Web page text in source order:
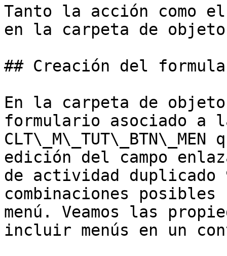
Tanto la acción como
en la carpeta de
## Creación del
En la carpeta de
formulario asociado a
edición del campo
de actividad duplicado
combinaciones
menú. Veamos las
incluir menús en un